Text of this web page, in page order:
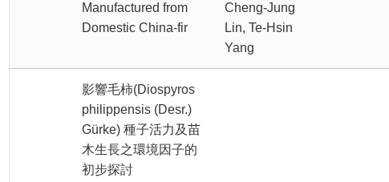
Manufactured from
Domestic China-fir
Cheng-Jung
Lin, Te-Hsin
Yang
影響毛柿(Diospyros
philippensis (Desr.)
Gürke) 種子活力及苗
木生長之環境因子的
初步探討